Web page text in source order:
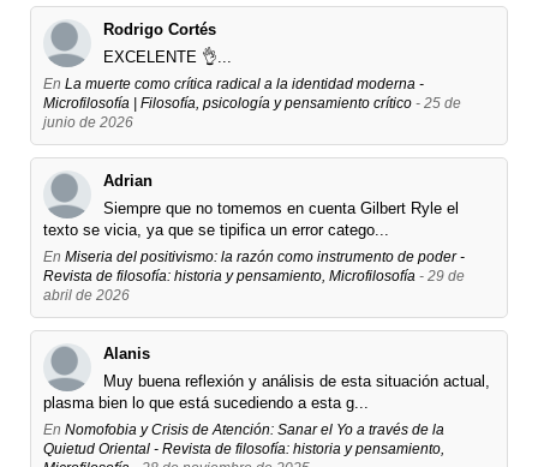
Rodrigo Cortés
EXCELENTE 👌...
En La muerte como crítica radical a la identidad moderna -
Microfilosofía | Filosofía, psicología y pensamiento crítico - 25 de
junio de 2026
Adrian
Siempre que no tomemos en cuenta Gilbert Ryle el
texto se vicia, ya que se tipifica un error catego...
En Miseria del positivismo: la razón como instrumento de poder -
Revista de filosofía: historia y pensamiento, Microfilosofía - 29 de
abril de 2026
Alanis
Muy buena reflexión y análisis de esta situación actual,
plasma bien lo que está sucediendo a esta g...
En Nomofobia y Crisis de Atención: Sanar el Yo a través de la
Quietud Oriental - Revista de filosofía: historia y pensamiento,